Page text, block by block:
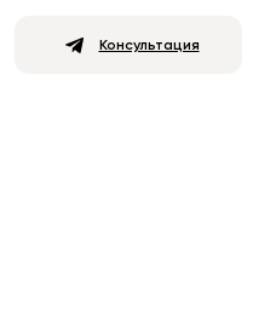
Консультация